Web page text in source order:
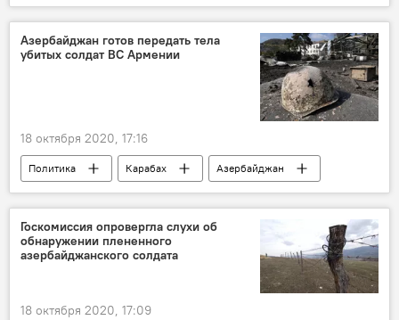
Новости
Контрнаступление войск Азербайджана
Азербайджан готов передать тела
убитых солдат ВС Армении
18 октября 2020, 17:16
Политика Карабах
Азербайджан
Новости
Новости мира
тела
Военнослужащие
Контрнаступление войск Азербайджана
Госкомиссия опровергла слухи об
обнаружении плененного
азербайджанского солдата
18 октября 2020, 17:09